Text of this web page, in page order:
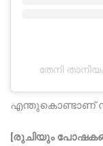
തേനി താനിയം
എന്തുകൊണ്ടാണ്
[രുചിയും